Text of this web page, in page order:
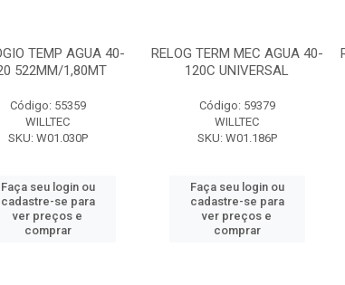
TEMP AGUA 40-
522MM/1,80MT
Código: 55359
WILLTEC
SKU: W01.030P
Faça seu login ou
cadastre-se para
ver preços e
comprar
RELOG TERM MEC AGUA 40-
120C UNIVERSAL
Código: 59379
WILLTEC
SKU: W01.186P
Faça seu login ou
cadastre-se para
ver preços e
comprar